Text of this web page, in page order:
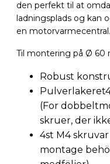
den perfekt til at
ladningsplads og kan
en motorvarmecentral.
Til montering på Ø 60
Robust
(For
skruer, der
4st M4
montage